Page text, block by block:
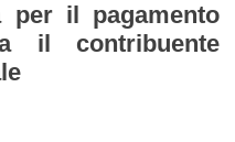
per il pagamento
il contribuente